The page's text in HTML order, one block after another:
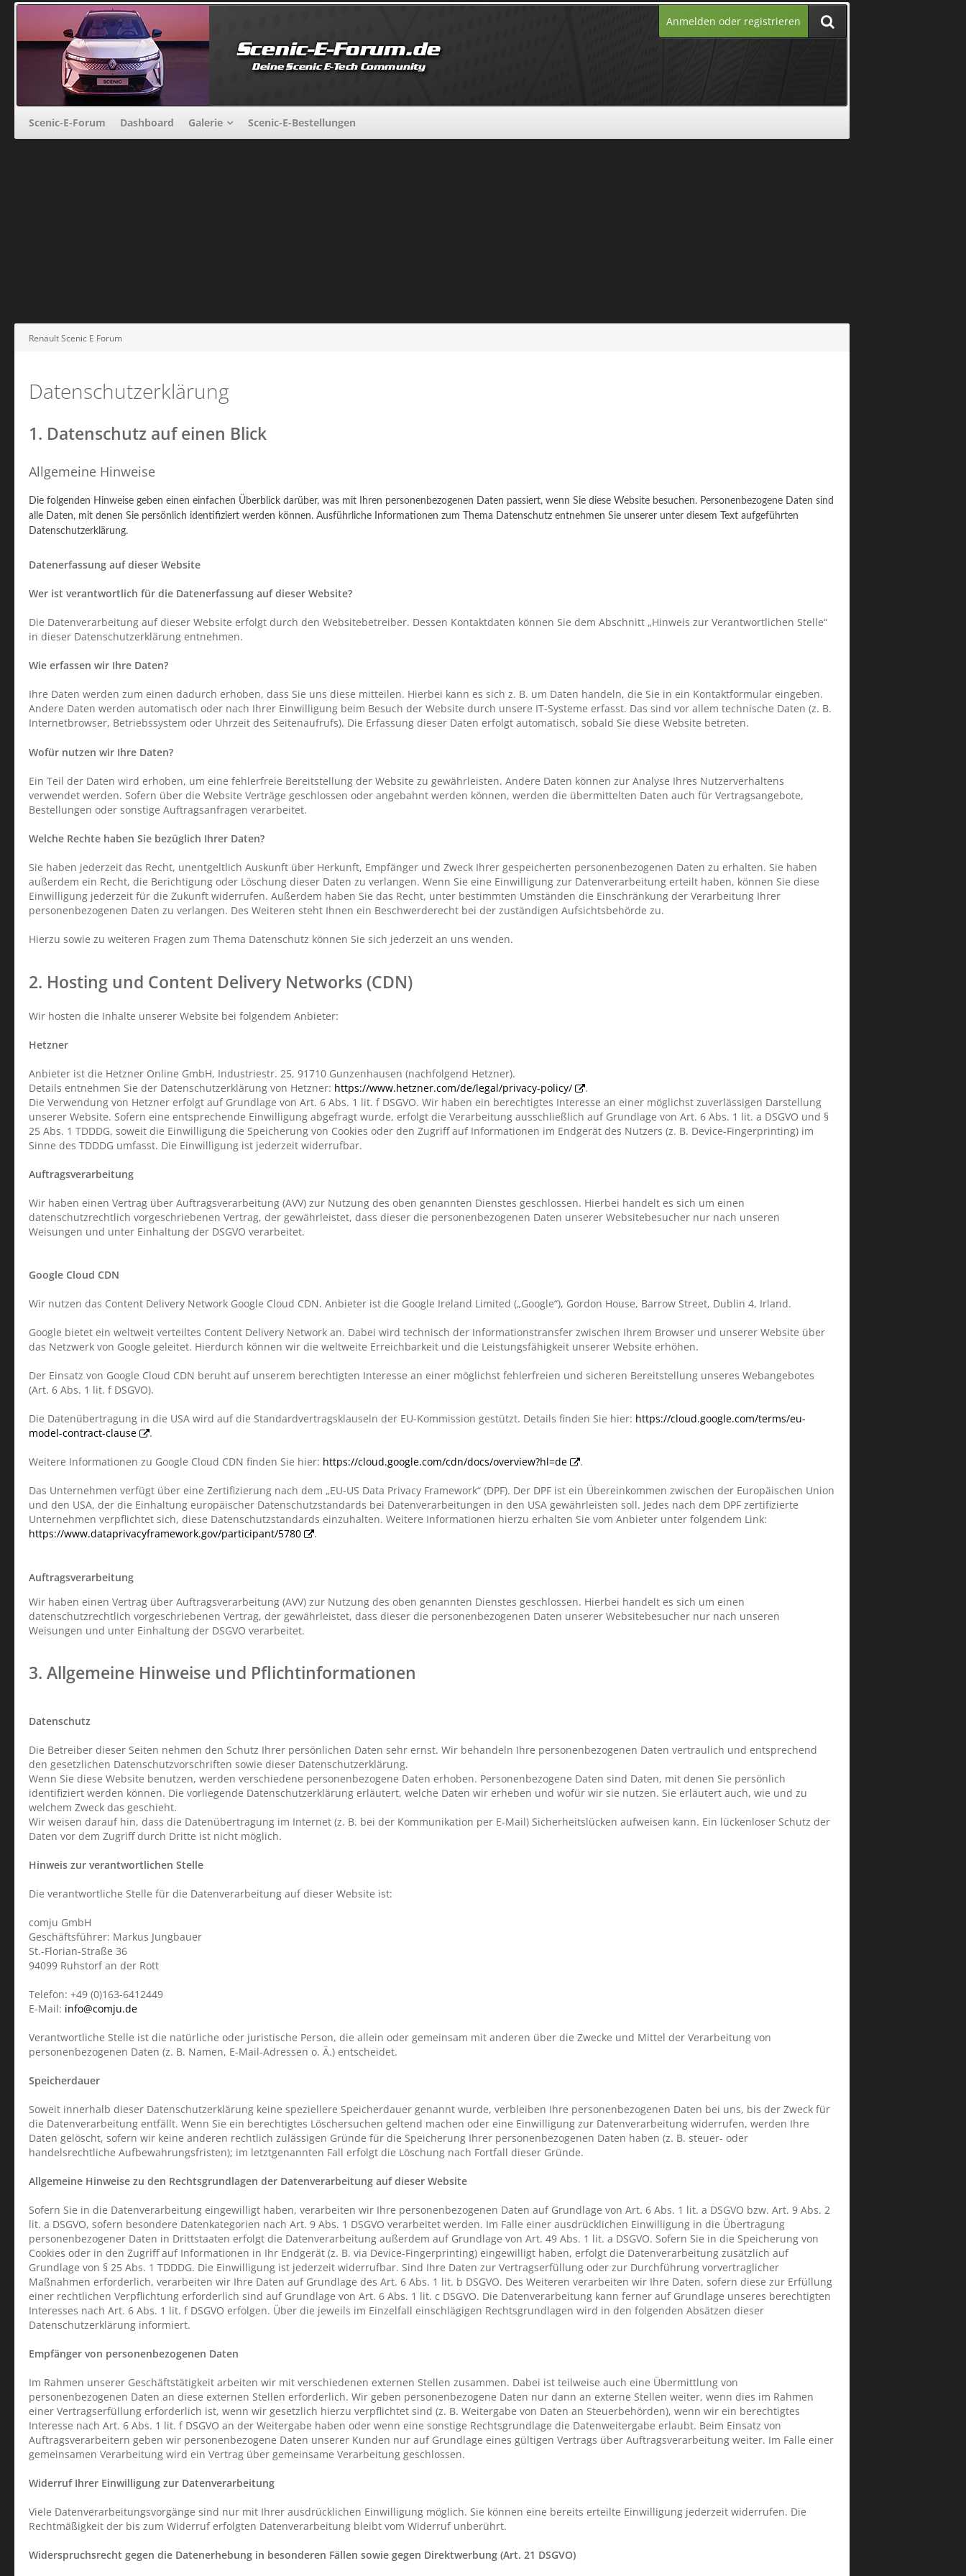
Anmelden oder registrieren
Scenic-E-Forum Dashboard Galerie Scenic-E-Bestellungen
Renault Scenic E Forum
Datenschutzerklärung
1. Datenschutz auf einen Blick
Allgemeine Hinweise
Die folgenden Hinweise geben einen einfachen Überblick darüber, was mit Ihren personenbezogenen Daten passiert, wenn Sie diese Website besuchen. Personenbezogene Daten sind
alle Daten, mit denen Sie persönlich identifiziert werden können. Ausführliche Informationen zum Thema Datenschutz entnehmen Sie unserer unter diesem Text aufgeführten
Datenschutzerklärung.
Datenerfassung auf dieser Website
Wer ist verantwortlich für die Datenerfassung auf dieser Website?
Die Datenverarbeitung auf dieser Website erfolgt durch den Websitebetreiber. Dessen Kontaktdaten können Sie dem Abschnitt „Hinweis zur Verantwortlichen Stelle“
in dieser Datenschutzerklärung entnehmen.
Wie erfassen wir Ihre Daten?
Ihre Daten werden zum einen dadurch erhoben, dass Sie uns diese mitteilen. Hierbei kann es sich z. B. um Daten handeln, die Sie in ein Kontaktformular eingeben.
Andere Daten werden automatisch oder nach Ihrer Einwilligung beim Besuch der Website durch unsere IT-Systeme erfasst. Das sind vor allem technische Daten (z. B.
Internetbrowser, Betriebssystem oder Uhrzeit des Seitenaufrufs). Die Erfassung dieser Daten erfolgt automatisch, sobald Sie diese Website betreten.
Wofür nutzen wir Ihre Daten?
Ein Teil der Daten wird erhoben, um eine fehlerfreie Bereitstellung der Website zu gewährleisten. Andere Daten können zur Analyse Ihres Nutzerverhaltens
verwendet werden. Sofern über die Website Verträge geschlossen oder angebahnt werden können, werden die übermittelten Daten auch für Vertragsangebote,
Bestellungen oder sonstige Auftragsanfragen verarbeitet.
Welche Rechte haben Sie bezüglich Ihrer Daten?
Sie haben jederzeit das Recht, unentgeltlich Auskunft über Herkunft, Empfänger und Zweck Ihrer gespeicherten personenbezogenen Daten zu erhalten. Sie haben
außerdem ein Recht, die Berichtigung oder Löschung dieser Daten zu verlangen. Wenn Sie eine Einwilligung zur Datenverarbeitung erteilt haben, können Sie diese
Einwilligung jederzeit für die Zukunft widerrufen. Außerdem haben Sie das Recht, unter bestimmten Umständen die Einschränkung der Verarbeitung Ihrer
personenbezogenen Daten zu verlangen. Des Weiteren steht Ihnen ein Beschwerderecht bei der zuständigen Aufsichtsbehörde zu.
Hierzu sowie zu weiteren Fragen zum Thema Datenschutz können Sie sich jederzeit an uns wenden.
2. Hosting und Content Delivery Networks (CDN)
Wir hosten die Inhalte unserer Website bei folgendem Anbieter:
Hetzner
Anbieter ist die Hetzner Online GmbH, Industriestr. 25, 91710 Gunzenhausen (nachfolgend Hetzner).
Details entnehmen Sie der Datenschutzerklärung von Hetzner: https://www.hetzner.com/de/legal/privacy-policy/
.
Die Verwendung von Hetzner erfolgt auf Grundlage von Art. 6 Abs. 1 lit. f DSGVO. Wir haben ein berechtigtes Interesse an einer möglichst zuverlässigen Darstellung
unserer Website. Sofern eine entsprechende Einwilligung abgefragt wurde, erfolgt die Verarbeitung ausschließlich auf Grundlage von Art. 6 Abs. 1 lit. a DSGVO und §
25 Abs. 1 TDDDG, soweit die Einwilligung die Speicherung von Cookies oder den Zugriff auf Informationen im Endgerät des Nutzers (z. B. Device-Fingerprinting) im
Sinne des TDDDG umfasst. Die Einwilligung ist jederzeit widerrufbar.
Auftragsverarbeitung
Wir haben einen Vertrag über Auftragsverarbeitung (AVV) zur Nutzung des oben genannten Dienstes geschlossen. Hierbei handelt es sich um einen
datenschutzrechtlich vorgeschriebenen Vertrag, der gewährleistet, dass dieser die personenbezogenen Daten unserer Websitebesucher nur nach unseren
Weisungen und unter Einhaltung der DSGVO verarbeitet.
Google Cloud CDN
Wir nutzen das Content Delivery Network Google Cloud CDN. Anbieter ist die Google Ireland Limited („Google“), Gordon House, Barrow Street, Dublin 4, Irland.
Google bietet ein weltweit verteiltes Content Delivery Network an. Dabei wird technisch der Informationstransfer zwischen Ihrem Browser und unserer Website über
das Netzwerk von Google geleitet. Hierdurch können wir die weltweite Erreichbarkeit und die Leistungsfähigkeit unserer Website erhöhen.
Der Einsatz von Google Cloud CDN beruht auf unserem berechtigten Interesse an einer möglichst fehlerfreien und sicheren Bereitstellung unseres Webangebotes
(Art. 6 Abs. 1 lit. f DSGVO).
Die Datenübertragung in die USA wird auf die Standardvertragsklauseln der EU-Kommission gestützt. Details finden Sie hier: https://cloud.google.com/terms/eu-
model-contract-clause
.
Weitere Informationen zu Google Cloud CDN finden Sie hier: https://cloud.google.com/cdn/docs/overview?hl=de .
Das Unternehmen verfügt über eine Zertifizierung nach dem „EU-US Data Privacy Framework“ (DPF). Der DPF ist ein Übereinkommen zwischen der Europäischen Union
und den USA, der die Einhaltung europäischer Datenschutzstandards bei Datenverarbeitungen in den USA gewährleisten soll. Jedes nach dem DPF zertifizierte
Unternehmen verpflichtet sich, diese Datenschutzstandards einzuhalten. Weitere Informationen hierzu erhalten Sie vom Anbieter unter folgendem Link:
https://www.dataprivacyframework.gov/participant/5780
.
Auftragsverarbeitung
Wir haben einen Vertrag über Auftragsverarbeitung (AVV) zur Nutzung des oben genannten Dienstes geschlossen. Hierbei handelt es sich um einen
datenschutzrechtlich vorgeschriebenen Vertrag, der gewährleistet, dass dieser die personenbezogenen Daten unserer Websitebesucher nur nach unseren
Weisungen und unter Einhaltung der DSGVO verarbeitet.
3. Allgemeine Hinweise und Pflicht­informationen
Datenschutz
Die Betreiber dieser Seiten nehmen den Schutz Ihrer persönlichen Daten sehr ernst. Wir behandeln Ihre personenbezogenen Daten vertraulich und entsprechend
den gesetzlichen Datenschutzvorschriften sowie dieser Datenschutzerklärung.
Wenn Sie diese Website benutzen, werden verschiedene personenbezogene Daten erhoben. Personenbezogene Daten sind Daten, mit denen Sie persönlich
identifiziert werden können. Die vorliegende Datenschutzerklärung erläutert, welche Daten wir erheben und wofür wir sie nutzen. Sie erläutert auch, wie und zu
welchem Zweck das geschieht.
Wir weisen darauf hin, dass die Datenübertragung im Internet (z. B. bei der Kommunikation per E-Mail) Sicherheitslücken aufweisen kann. Ein lückenloser Schutz der
Daten vor dem Zugriff durch Dritte ist nicht möglich.
Hinweis zur verantwortlichen Stelle
Die verantwortliche Stelle für die Datenverarbeitung auf dieser Website ist:
comju GmbH
Geschäftsführer: Markus Jungbauer
St.-Florian-Straße 36
94099 Ruhstorf an der Rott
Telefon: +49 (0)163-6412449
E-Mail: info@comju.de
Verantwortliche Stelle ist die natürliche oder juristische Person, die allein oder gemeinsam mit anderen über die Zwecke und Mittel der Verarbeitung von
personenbezogenen Daten (z. B. Namen, E-Mail-Adressen o. Ä.) entscheidet.
Speicherdauer
Soweit innerhalb dieser Datenschutzerklärung keine speziellere Speicherdauer genannt wurde, verbleiben Ihre personenbezogenen Daten bei uns, bis der Zweck für
die Datenverarbeitung entfällt. Wenn Sie ein berechtigtes Löschersuchen geltend machen oder eine Einwilligung zur Datenverarbeitung widerrufen, werden Ihre
Daten gelöscht, sofern wir keine anderen rechtlich zulässigen Gründe für die Speicherung Ihrer personenbezogenen Daten haben (z. B. steuer- oder
handelsrechtliche Aufbewahrungsfristen); im letztgenannten Fall erfolgt die Löschung nach Fortfall dieser Gründe.
Allgemeine Hinweise zu den Rechtsgrundlagen der Datenverarbeitung auf dieser Website
Sofern Sie in die Datenverarbeitung eingewilligt haben, verarbeiten wir Ihre personenbezogenen Daten auf Grundlage von Art. 6 Abs. 1 lit. a DSGVO bzw. Art. 9 Abs. 2
lit. a DSGVO, sofern besondere Datenkategorien nach Art. 9 Abs. 1 DSGVO verarbeitet werden. Im Falle einer ausdrücklichen Einwilligung in die Übertragung
personenbezogener Daten in Drittstaaten erfolgt die Datenverarbeitung außerdem auf Grundlage von Art. 49 Abs. 1 lit. a DSGVO. Sofern Sie in die Speicherung von
Cookies oder in den Zugriff auf Informationen in Ihr Endgerät (z. B. via Device-Fingerprinting) eingewilligt haben, erfolgt die Datenverarbeitung zusätzlich auf
Grundlage von § 25 Abs. 1 TDDDG. Die Einwilligung ist jederzeit widerrufbar. Sind Ihre Daten zur Vertragserfüllung oder zur Durchführung vorvertraglicher
Maßnahmen erforderlich, verarbeiten wir Ihre Daten auf Grundlage des Art. 6 Abs. 1 lit. b DSGVO. Des Weiteren verarbeiten wir Ihre Daten, sofern diese zur Erfüllung
einer rechtlichen Verpflichtung erforderlich sind auf Grundlage von Art. 6 Abs. 1 lit. c DSGVO. Die Datenverarbeitung kann ferner auf Grundlage unseres berechtigten
Interesses nach Art. 6 Abs. 1 lit. f DSGVO erfolgen. Über die jeweils im Einzelfall einschlägigen Rechtsgrundlagen wird in den folgenden Absätzen dieser
Datenschutzerklärung informiert.
Empfänger von personenbezogenen Daten
Im Rahmen unserer Geschäftstätigkeit arbeiten wir mit verschiedenen externen Stellen zusammen. Dabei ist teilweise auch eine Übermittlung von
personenbezogenen Daten an diese externen Stellen erforderlich. Wir geben personenbezogene Daten nur dann an externe Stellen weiter, wenn dies im Rahmen
einer Vertragserfüllung erforderlich ist, wenn wir gesetzlich hierzu verpflichtet sind (z. B. Weitergabe von Daten an Steuerbehörden), wenn wir ein berechtigtes
Interesse nach Art. 6 Abs. 1 lit. f DSGVO an der Weitergabe haben oder wenn eine sonstige Rechtsgrundlage die Datenweitergabe erlaubt. Beim Einsatz von
Auftragsverarbeitern geben wir personenbezogene Daten unserer Kunden nur auf Grundlage eines gültigen Vertrags über Auftragsverarbeitung weiter. Im Falle einer
gemeinsamen Verarbeitung wird ein Vertrag über gemeinsame Verarbeitung geschlossen.
Widerruf Ihrer Einwilligung zur Datenverarbeitung
Viele Datenverarbeitungsvorgänge sind nur mit Ihrer ausdrücklichen Einwilligung möglich. Sie können eine bereits erteilte Einwilligung jederzeit widerrufen. Die
Rechtmäßigkeit der bis zum Widerruf erfolgten Datenverarbeitung bleibt vom Widerruf unberührt.
Widerspruchsrecht gegen die Datenerhebung in besonderen Fällen sowie gegen Direktwerbung (Art. 21 DSGVO)